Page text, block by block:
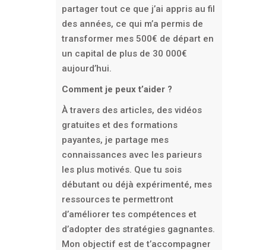
partager tout ce que j’ai appris au fil
des années, ce qui m’a permis de
transformer mes 500€ de départ en
un capital de plus de 30 000€
aujourd’hui.
Comment je peux t’aider ?
À travers des articles, des vidéos
gratuites et des formations
payantes, je partage mes
connaissances avec les parieurs
les plus motivés. Que tu sois
débutant ou déjà expérimenté, mes
ressources te permettront
d’améliorer tes compétences et
d’adopter des stratégies gagnantes.
Mon objectif est de t’accompagner